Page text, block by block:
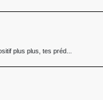
plus plus, tes préd...